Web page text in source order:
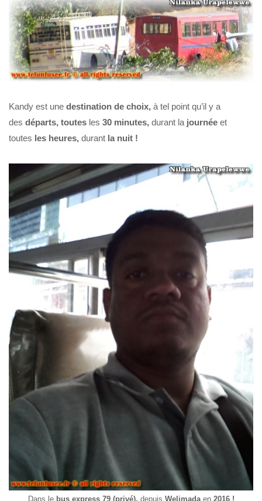
Kandy est une destination de choix, à tel point qu’il y a
des départs, toutes les 30 minutes, durant la journée et
toutes les heures, durant la nuit !
Dans le bus express 79 (privé), depuis Welimadaen2016 !